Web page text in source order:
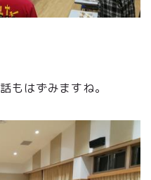
もはずみますね。